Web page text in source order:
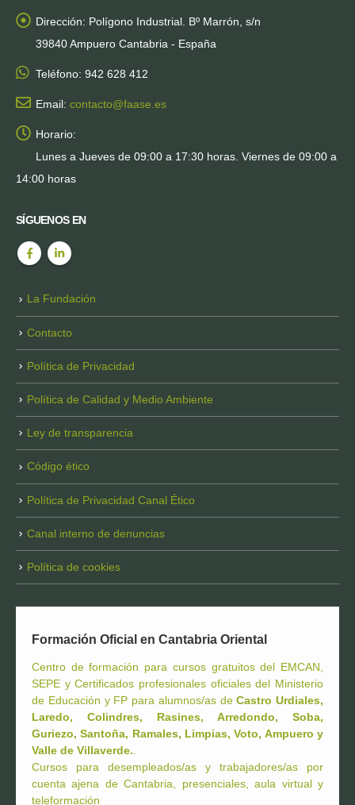
Dirección: Polígono Industrial. Bº Marrón, s/n
39840 Ampuero Cantabria - España
Teléfono: 942 628 412
Email: contacto@faase.es
Horario:
Lunes a Jueves de 09:00 a 17:30 horas. Viernes de 09:00 a
14:00 horas
SÍGUENOS EN
La Fundación
Contacto
Política de Privacidad
Política de Calidad y Medio Ambiente
Ley de transparencia
Código ético
Política de Privacidad Canal Ético
Canal interno de denuncias
Política de cookies
Formación Oficial en Cantabria Oriental
Centro de formación para cursos gratuitos del EMCAN,
SEPE y Certificados profesionales oficiales del Ministerio
de Educación y FP para alumnos/as deCastro Urdiales,
Laredo, Colindres, Rasines, Arredondo, Soba,
Guriezo, Santoña, Ramales, Limpias, Voto, Ampuero y
Valle de Villaverde..
Cursos para desempleados/as y trabajadores/as por
cuenta ajena de Cantabria, presenciales, aula virtual y
teleformación